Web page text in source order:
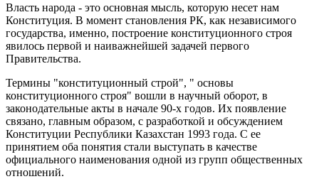
Власть народа - это основная мысль, которую несет нам
Конституция. В момент становления РК, как независимого
государства, именно, построение конституционного строя
явилось первой и наиважнейшей задачей первого
Правительства.
Термины "конституционный строй", " основы
конституционного строя" вошли в научный оборот, в
законодательные акты в начале 90-х годов. Их появление
связано, главным образом, с разработкой и обсуждением
Конституции Республики Казахстан 1993 года. С ее
принятием оба понятия стали выступать в качестве
официального наименования одной из групп общественных
отношений.